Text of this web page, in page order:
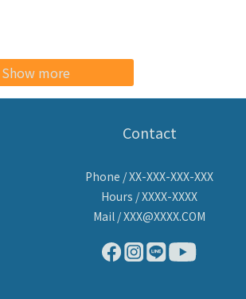
Show more
Contact
Phone / XX-XXX-XXX-XXX
Hours / XXXX-XXXX
Mail / XXX@XXXX.COM